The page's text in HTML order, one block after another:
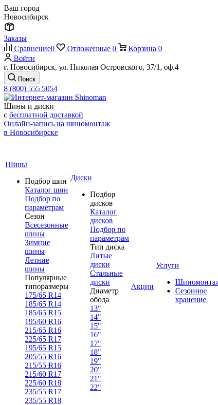
Ваш город
Новосибирск
Заказы
Сравнение0 Отложенные 0 Корзина 0
Войти
г. Новосибирск, ул. Николая Островского, 37/1, оф.4
Поиск
8 (800) 555 5054
Шины и диски
с бесплатной доставкой
Онлайн-запись на шиномонтаж
в Новосибирске
Шины
Подбор шин
Каталог шин
Подбор по
параметрам
Сезон
Всесезонные
шины
Зимние
шины
Летние
шины
Популярные
типоразмеры
175/65 R14
185/65 R14
185/65 R15
195/60 R16
215/65 R16
225/65 R17
195/65 R15
205/55 R16
215/55 R16
215/60 R17
225/60 R18
235/55 R17
235/55 R18
Диски
Подбор
дисков
Каталог
дисков
Подбор по
параметрам
Тип диска
Литые
диски
Стальные
диски
Диаметр
обода
13"
14"
15"
16"
17"
18"
19"
20"
21"
22"
Акции
Услуги
Сезонное
хранение